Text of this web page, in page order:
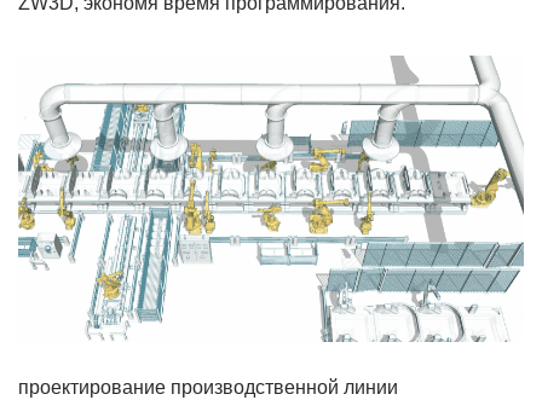
проектирование производственной линии